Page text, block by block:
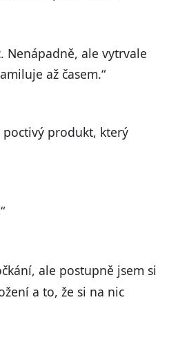
Nenápadně, ale vytrvale
až časem.“
poctivý produkt, který
ale postupně jsem si
a to, že si na nic